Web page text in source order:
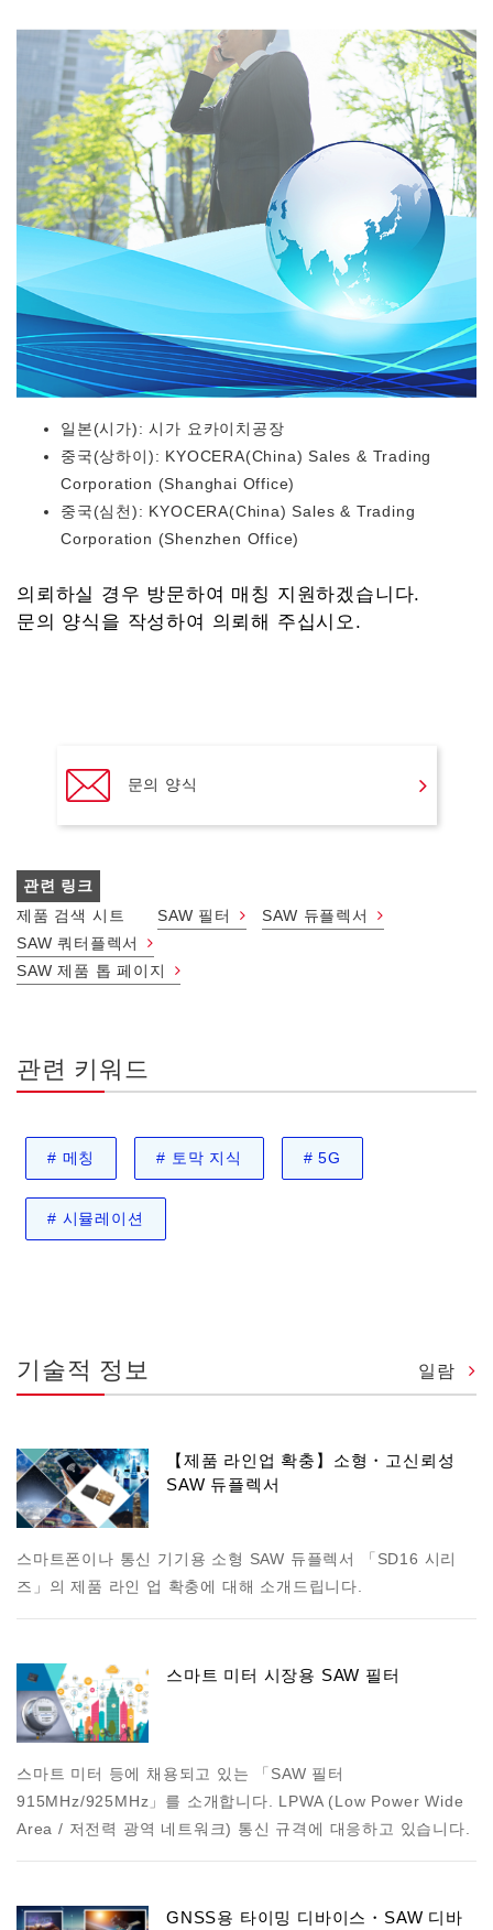
일본(시가): 시가 요카이치공장
중국(상하이): KYOCERA(China) Sales & Trading
Corporation (Shanghai Office)
중국(심천): KYOCERA(China) Sales & Trading
Corporation (Shenzhen Office)
의뢰하실 경우 방문하여 매칭 지원하겠습니다.
문의 양식을 작성하여 의뢰해 주십시오.
문의 양식
관련 링크
제품 검색 시트 SAW 필터
SAW 듀플렉서
SAW 쿼터플렉서
SAW 제품 톱 페이지
관련 키워드
# 메칭 # 토막 지식 # 5G
# 시뮬레이션
기술적 정보 일람
【제품 라인업 확충】소형・고신뢰성
SAW 듀플렉서
스마트폰이나 통신 기기용 소형 SAW 듀플렉서 「SD16 시리
즈」의 제품 라인 업 확충에 대해 소개드립니다.
스마트 미터 시장용 SAW 필터
스마트 미터 등에 채용되고 있는 「SAW 필터
915MHz/925MHz」를 소개합니다. LPWA (Low Power Wide
Area / 저전력 광역 네트워크) 통신 규격에 대응하고 있습니다.
GNSS용 타이밍 디바이스・SAW 디바